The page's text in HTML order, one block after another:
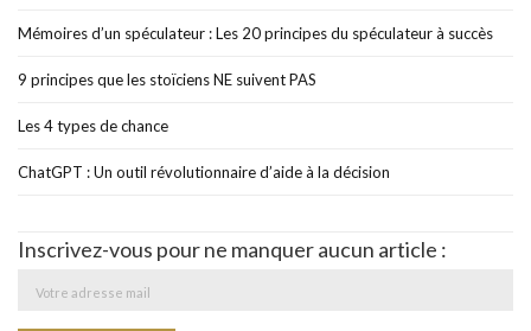
Mémoires d’un spéculateur : Les 20 principes du spéculateur à succès
9 principes que les stoïciens NE suivent PAS
Les 4 types de chance
ChatGPT : Un outil révolutionnaire d’aide à la décision
Inscrivez-vous pour ne manquer aucun article :